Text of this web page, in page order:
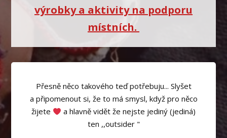
výrobky a aktivity na podporu
místních.
Přesně něco takového teď potřebuju... Slyšet
a připomenout si, že to má smysl, když pro něco
žijete
a hlavně vidět že nejste jediný (jediná)
ten ,,outsider "